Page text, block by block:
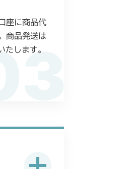
座に商品代
商品発送は
たします。